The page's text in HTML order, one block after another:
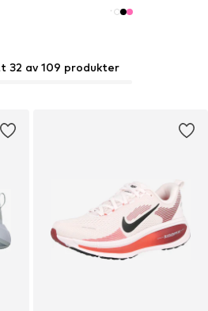
32 av 109 produkter